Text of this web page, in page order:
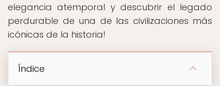
elegancia atemporal y descubrir el legado
perdurable de una de las civilizaciones más
icónicas de la historia!
Índice